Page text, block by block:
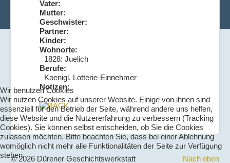
Vater:
Mutter:
Geschwister:
Partner:
Kinder:
Wohnorte:
1828: Juelich
Berufe:
Koenigl. Lotterie-Einnehmer
Notizen:
Nach oben
© 2026 Dürener Geschichtswerkstatt
Wir benutzen Cookies
Wir nutzen Cookies auf unserer Website. Einige von ihnen sind
essenziell für den Betrieb der Seite, während andere uns helfen,
diese Website und die Nutzererfahrung zu verbessern (Tracking
Cookies). Sie können selbst entscheiden, ob Sie die Cookies
zulassen möchten. Bitte beachten Sie, dass bei einer Ablehnung
womöglich nicht mehr alle Funktionalitäten der Seite zur Verfügung
stehen.